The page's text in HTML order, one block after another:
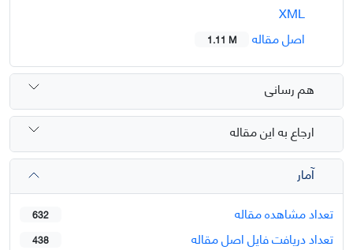
اصل مقاله
1.11 M
هم رسانی
ارجاع به این مقاله
آمار
تعداد مشاهده مقاله
632
تعداد دریافت فایل اصل مقاله 438